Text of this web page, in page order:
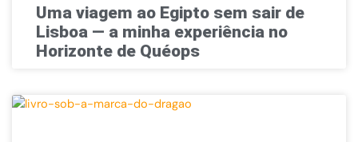
Uma viagem ao Egipto sem sair de
Lisboa — a minha experiência no
Horizonte de Quéops